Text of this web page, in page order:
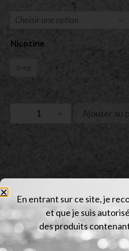
Nicotine
0 mg
Ajouter au
Description
En entrant sur ce site, je
et que je suis
des produits